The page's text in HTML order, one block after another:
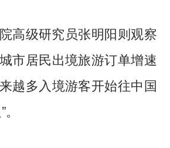
级研究员张明阳则观察
市居民出境旅游订单增速
越多入境游客开始往中国